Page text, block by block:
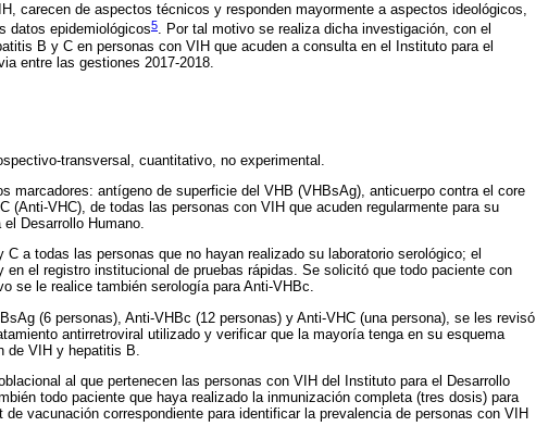
carecen de aspectos técnicos y responden mayormente a aspectos ideológicos,
datos epidemiológicos5. Por tal motivo se realiza dicha investigación, con el
B y C en personas con VIH que acuden a consulta en el Instituto para el
entre las gestiones 2017-2018.
transversal, cuantitativo, no experimental.
marcadores: antígeno de superficie del VHB (VHBsAg), anticuerpo contra el core
(Anti-VHC), de todas las personas con VIH que acuden regularmente para su
Desarrollo Humano.
a todas las personas que no hayan realizado su laboratorio serológico; el
el registro institucional de pruebas rápidas. Se solicitó que todo paciente con
se le realice también serología para Anti-VHBc.
(6 personas), Anti-VHBc (12 personas) y Anti-VHC (una persona), se les revisó
antirretroviral utilizado y verificar que la mayoría tenga en su esquema
de VIH y hepatitis B.
al que pertenecen las personas con VIH del Instituto para el Desarrollo
todo paciente que haya realizado la inmunización completa (tres dosis) para
vacunación correspondiente para identificar la prevalencia de personas con VIH